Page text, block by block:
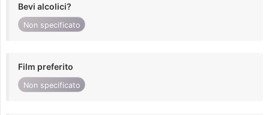
Bevi alcolici?
Non specificato
Film preferito
Non specificato